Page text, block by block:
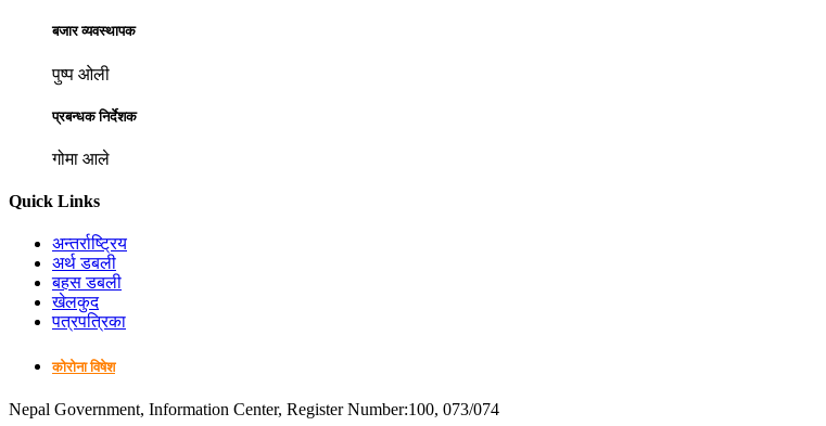
बजार व्यवस्थापक
पुष्प ओली
प्रबन्धक निर्देशक
गोमा आले
Quick Links
अन्तर्राष्ट्रिय
अर्थ डबली
बहस डबली
खेलकुद
पत्रपत्रिका
कोरोना विषेश
Nepal Government, Information Center, Register Number:100, 073/074